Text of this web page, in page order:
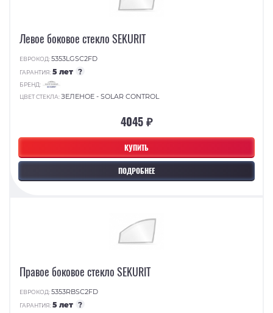
КУПИТЬ
ПОДРОБНЕЕ
Левое боковое стекло SEKURIT
ЕВРОКОД:5353LGSC2FD
ГАРАНТИЯ:5 лет ?
БРЕНД:
ЦВЕТ СТЕКЛА:ЗЕЛЕНОЕ - SOLAR CONTROL
4045 ₽
Правое боковое стекло SEKURIT
ЕВРОКОД:5353RBSC2FD
ГАРАНТИЯ:5 лет ?